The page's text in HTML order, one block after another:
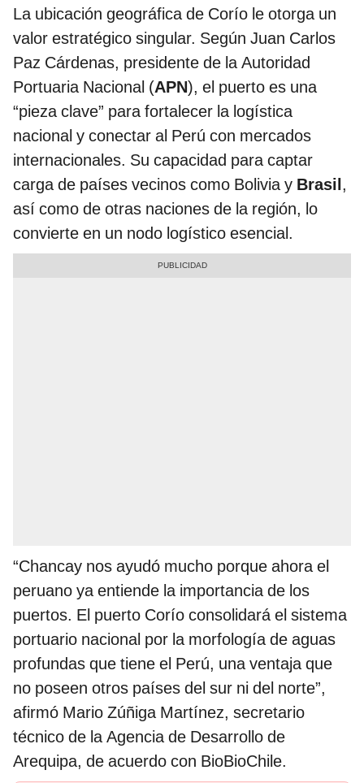
La ubicación geográfica de Corío le otorga un
valor estratégico singular. Según Juan Carlos
Paz Cárdenas, presidente de la Autoridad
Portuaria Nacional (APN), el puerto es una
“pieza clave” para fortalecer la logística
nacional y conectar al Perú con mercados
internacionales. Su capacidad para captar
carga de países vecinos como Bolivia y Brasil,
así como de otras naciones de la región, lo
convierte en un nodo logístico esencial.
“Chancay nos ayudó mucho porque ahora el
peruano ya entiende la importancia de los
puertos. El puerto Corío consolidará el sistema
portuario nacional por la morfología de aguas
profundas que tiene el Perú, una ventaja que
no poseen otros países del sur ni del norte”,
afirmó Mario Zúñiga Martínez, secretario
técnico de la Agencia de Desarrollo de
Arequipa, de acuerdo con BioBioChile.